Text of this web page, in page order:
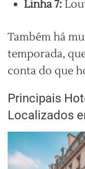
Linha 7:
Também há
temporada,
conta do que
Principais
Localizados